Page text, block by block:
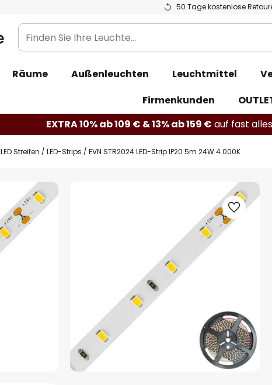
50 Tage kostenlose
Finden
Sie
Leuchte...
Räume Außenleuchten Leuchtmittel
Firmenkunden
EXTRA 10% ab 109 € & 13% ab 159 € auf fast alles
LED Streifen LED-Strips EVN STR2024 LED-Strip IP20 5m 24W 4.000K